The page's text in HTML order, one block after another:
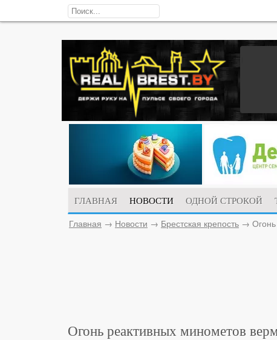
ГЛАВНАЯ НОВОСТИ ОДНОЙ СТРОКОЙ
Главная → Новости → Брестская крепость →
Огонь реактивных минометов